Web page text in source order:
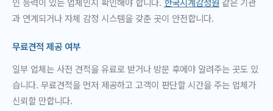
과 연계되거나 자체 감정 시스템을 갖춘 곳이 안전합니다.
무료견적 제공 여부
일부 업체는 사전 견적을 유료로 받거나 방문 후에야 알려주는 곳도 있
습니다. 무료견적을 먼저 제공하고 고객이 판단할 시간을 주는 업체가
신뢰할 만합니다.